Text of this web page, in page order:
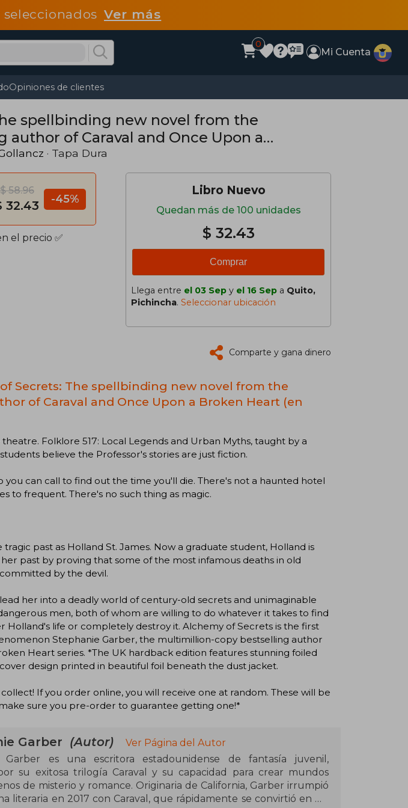
seleccionadosVer más
0
Mi Cuenta
Opiniones de clientes
spellbinding new novel from the
author of Caraval and Once Upon a
· Tapa Dura
$ 58.96
32.43 -45%
el precio ✅
Libro Nuevo
Quedan más de 100 unidades
$ 32.43
Comprar
Llega entre el 03 Sep y el 16 Sep a Quito,
Pichincha. Seleccionar ubicación
Comparte y gana dinero
Secrets: The spellbinding new novel from the
of Caraval and Once Upon a Broken Heart (en
Folklore 517: Local Legends and Urban Myths, taught by a
believe the Professor's stories are just fiction.
you can call to find out the time you'll die. There's not a haunted hotel
to frequent. There's no such thing as magic.
past as Holland St. James. Now a graduate student, Holland is
past by proving that some of the most infamous deaths in old
by the devil.
her into a deadly world of century-old secrets and unimaginable
men, both of whom are willing to do whatever it takes to find
Holland's life or completely destroy it. Alchemy of Secrets is the first
Stephanie Garber, the multimillion-copy bestselling author
Heart series. *The UK hardback edition features stunning foiled
design printed in beautiful foil beneath the dust jacket.
If you order online, you will receive one at random. These will be
sure you pre-order to guarantee getting one!*
Garber (Autor)
Ver Página del Autor
Garber es una escritora estadounidense de fantasía juvenil,
su exitosa trilogía Caraval y su capacidad para crear mundos
de misterio y romance. Originaria de California, Garber irrumpió
literaria en 2017 con Caraval, que rápidamente se convirtió en un